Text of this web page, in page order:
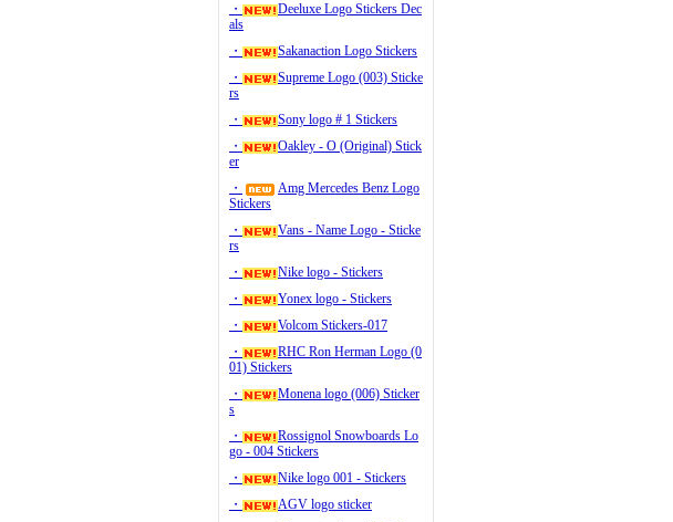
・
Deeluxe Logo Stickers Dec
als
・
Sakanaction Logo Stickers
・
Supreme Logo (003) Sticke
rs
・
Sony logo # 1 Stickers
・
Oakley - O (Original) Stick
er
・
Amg Mercedes Benz Logo
Stickers
・
Vans - Name Logo - Sticke
rs
・
Nike logo - Stickers
・
Yonex logo - Stickers
・
Volcom Stickers-017
・
RHC Ron Herman Logo (0
01) Stickers
・
Monena logo (006) Sticker
s
・
Rossignol Snowboards Lo
go - 004 Stickers
・
Nike logo 001 - Stickers
・
AGV logo sticker